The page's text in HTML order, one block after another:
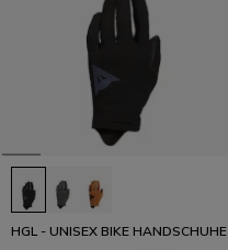
HGL - UNISEX BIKE HANDSCHUHE